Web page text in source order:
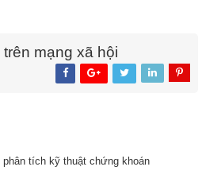
mạng xã hội
tích kỹ thuật chứng khoán